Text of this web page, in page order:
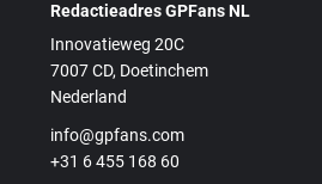
Redactieadres GPFans NL
Innovatieweg 20C
7007 CD, Doetinchem
Nederland
info@gpfans.com
+31 6 455 168 60